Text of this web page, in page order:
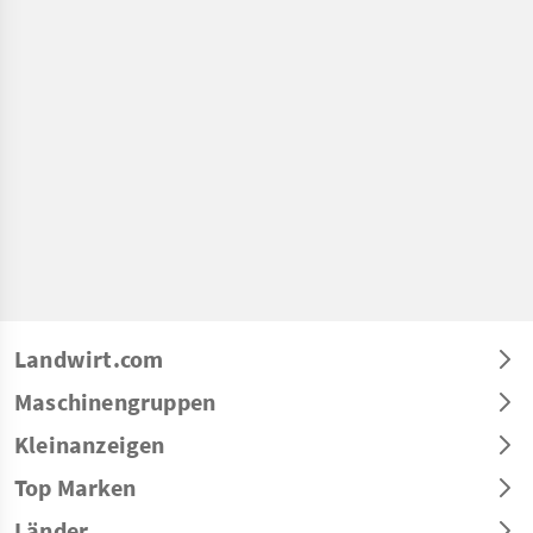
Landwirt.com
Maschinengruppen
Kleinanzeigen
Top Marken